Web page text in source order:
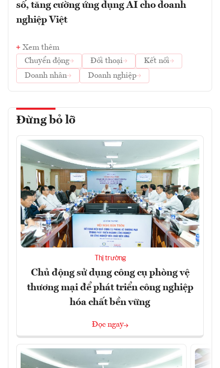
số, tăng cường ứng dụng AI cho doanh
nghiệp Việt
Xem thêm
Chuyển động
Đối thoại
Kết nối
Doanh nhân
Doanh nghiệp
Đừng bỏ lỡ
Thị trường
Chủ động sử dụng công cụ phòng vệ
thương mại để phát triển công nghiệp
hóa chất bền vững
Đọc ngay